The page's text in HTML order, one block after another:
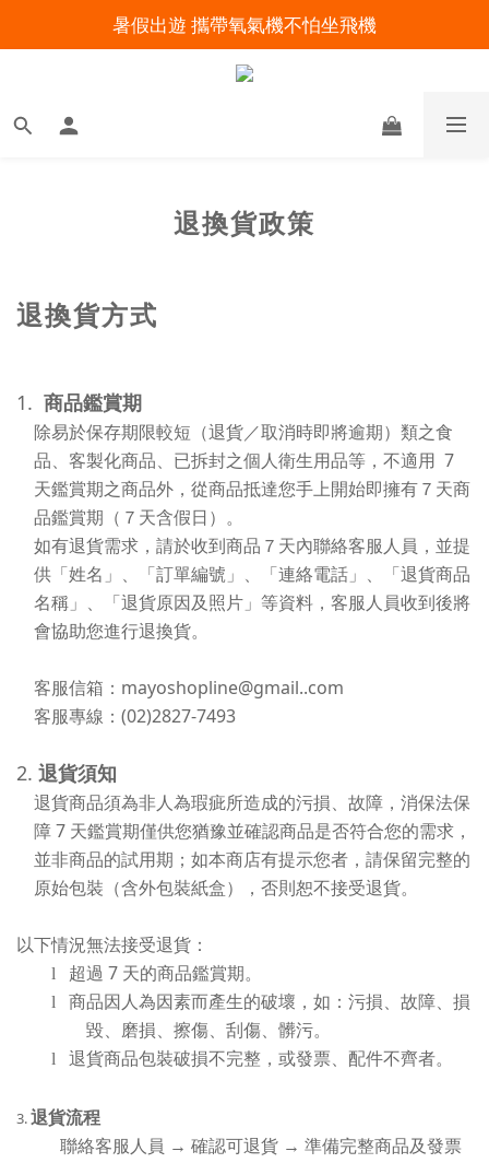
明陽來村全館免運優惠中
暑假出遊 攜帶氧氣機不怕坐飛機
明陽來村全館免運優惠中
退換貨政策
退換貨方式
1. 商品鑑賞期
除易於保存期限較短（退貨／取消時即將逾期）類之食
品、客製化商品、已拆封之個人衛生用品等，不適用
7
天鑑賞期之商品外，從商品抵達您手上開始即擁有７天商
品鑑賞期
（７天含假日）。
如有退貨需求，請於收到商品７天內聯絡客服人員，並提
供「姓名」、「訂單編號」、「連絡電話」、「退貨商品
名稱」、「退貨原因及照片」等資料，客服人員收到後將
會協助您進行退換貨。
客服信箱： mayoshopline@gmail..com
客服專線： (02)2827-7493
2. 退貨須知
退貨商品須為非人為瑕疵所造成的污損、故障，消保法保
障 7 天鑑賞期僅供您猶豫並確認商品是否符合您的需求，
並非商品的試用期；如本商店有提示您者，請保留完整的
原始包裝（含外包裝紙盒），否則恕不接受退貨。
以下情況無法接受退貨：
l
超過 7 天的商品鑑賞期。
l
商品因人為因素而產生的破壞，如：污損、故障、損
毀、磨損、擦傷、刮傷、髒污。
l
退貨商品包裝破損不完整，或發票、配件不齊者。
3.退貨流程
聯絡客服人員 → 確認可退貨 → 準備完整商品及發票